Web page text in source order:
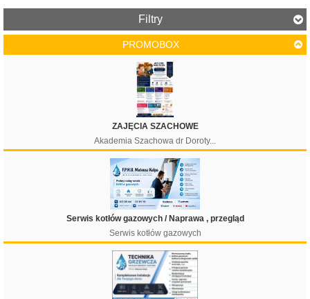
Filtry
Filtruj
PROMOBOX
ZAJĘCIA SZACHOWE
Akademia Szachowa dr Doroty...
Serwis kotłów gazowych / Naprawa , przegląd
Serwis kotłów gazowych